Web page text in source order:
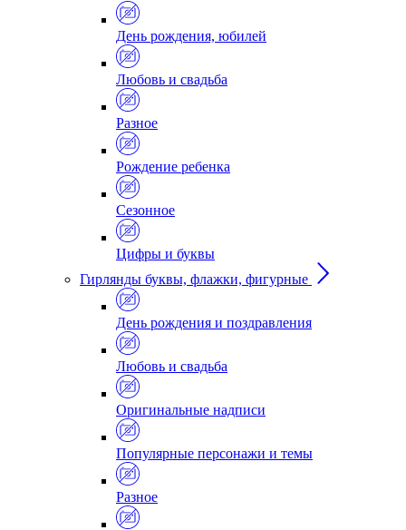
День рождения, юбилей
Любовь и свадьба
Разное
Рождение ребенка
Сезонное
Цифры и буквы
Гирлянды буквы, флажки, фигурные
День рождения и поздравления
Любовь и свадьба
Оригинальные надписи
Популярные персонажи и темы
Разное